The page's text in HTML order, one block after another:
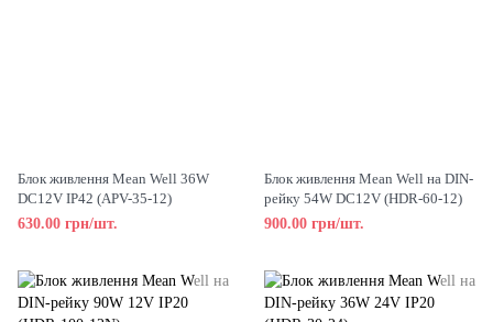
Блок живлення Mean Well 36W
DC12V IP42 (APV-35-12)
630.00 грн/шт.
Блок живлення Mean Well на DIN-
рейку 54W DC12V (HDR-60-12)
900.00 грн/шт.